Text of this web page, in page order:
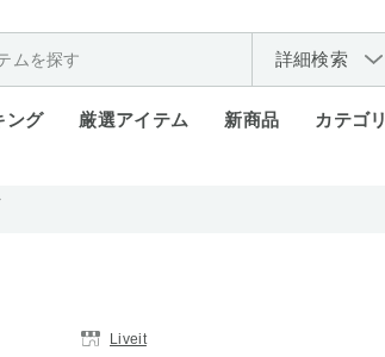
詳細検索
ング 厳選アイテム 新商品 カテゴリ
Liveit